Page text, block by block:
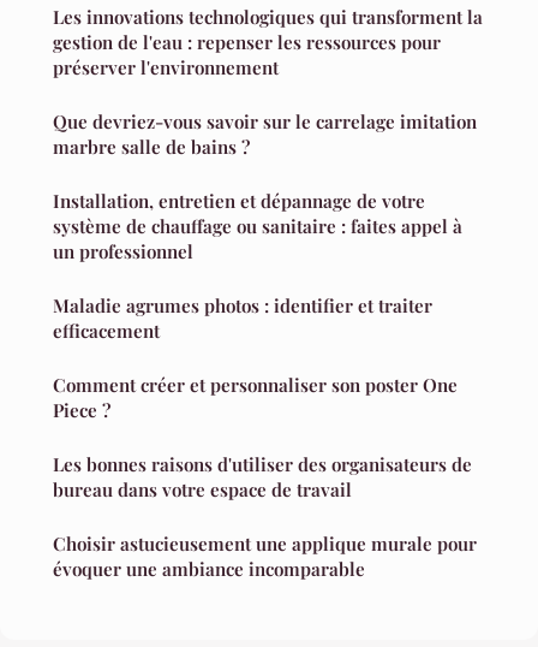
Les innovations technologiques qui transforment la
gestion de l'eau : repenser les ressources pour
préserver l'environnement
Que devriez-vous savoir sur le carrelage imitation
marbre salle de bains ?
Installation, entretien et dépannage de votre
système de chauffage ou sanitaire : faites appel à
un professionnel
Maladie agrumes photos : identifier et traiter
efficacement
Comment créer et personnaliser son poster One
Piece ?
Les bonnes raisons d'utiliser des organisateurs de
bureau dans votre espace de travail
Choisir astucieusement une applique murale pour
évoquer une ambiance incomparable